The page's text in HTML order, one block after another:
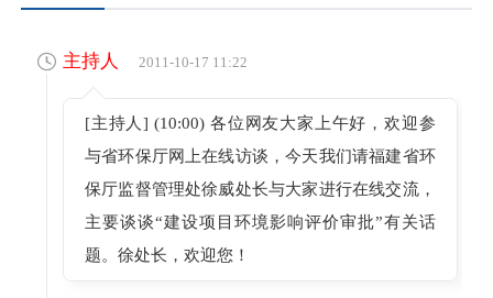
主持人 2011-10-17 11:22
[主持人] (10:00) 各位网友大家上午好，欢迎参
与省环保厅网上在线访谈，今天我们请福建省环
保厅监督管理处徐威处长与大家进行在线交流，
主要谈谈“建设项目环境影响评价审批”有关话
题。徐处长，欢迎您！